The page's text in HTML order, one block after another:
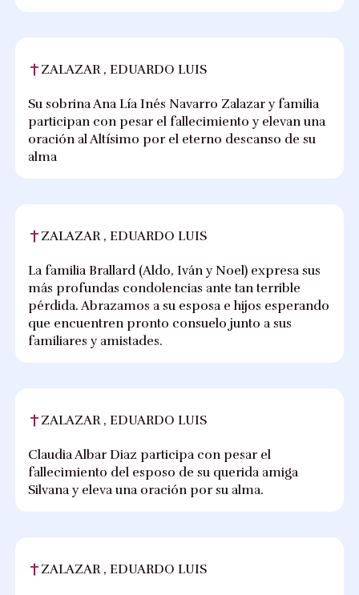
ZALAZAR , EDUARDO LUIS
Su sobrina Ana Lía Inés Navarro Zalazar y familia
participan con pesar el fallecimiento y elevan una
oración al Altísimo por el eterno descanso de su
alma
ZALAZAR , EDUARDO LUIS
La familia Brallard (Aldo, Iván y Noel) expresa sus
más profundas condolencias ante tan terrible
pérdida. Abrazamos a su esposa e hijos esperando
que encuentren pronto consuelo junto a sus
familiares y amistades.
ZALAZAR , EDUARDO LUIS
Claudia Albar Diaz participa con pesar el
fallecimiento del esposo de su querida amiga
Silvana y eleva una oración por su alma.
ZALAZAR , EDUARDO LUIS